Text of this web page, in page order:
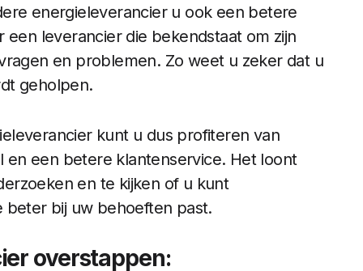
energieleverancier u ook een betere
leverancier die bekendstaat om zijn
en problemen. Zo weet u zeker dat u
geholpen.
kunt u dus profiteren van
een betere klantenservice. Het loont
en te kijken of u kunt
beter bij uw behoeften past.
overstappen: